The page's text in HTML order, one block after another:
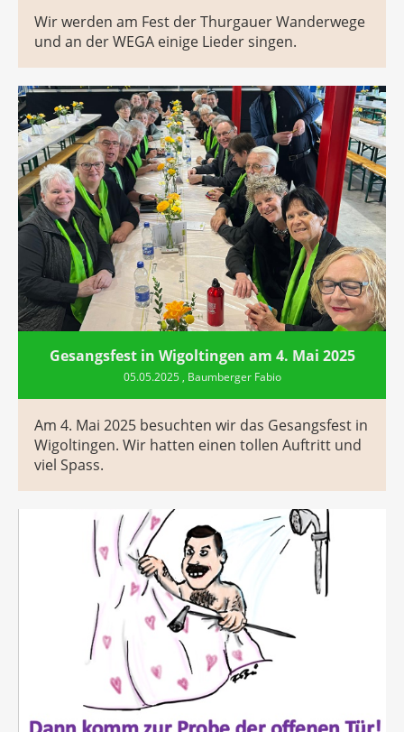
Wir werden am Fest der Thurgauer Wanderwege
und an der WEGA einige Lieder singen.
Gesangsfest in Wigoltingen am 4. Mai 2025
05.05.2025 , Baumberger Fabio
Am 4. Mai 2025 besuchten wir das Gesangsfest in
Wigoltingen. Wir hatten einen tollen Auftritt und
viel Spass.